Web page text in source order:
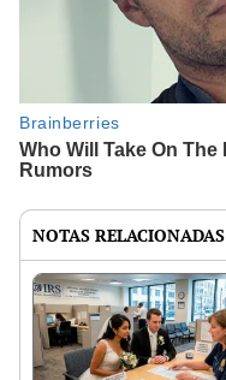
NOTAS RELACIONADAS